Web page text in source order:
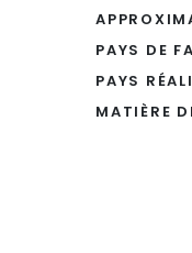
PAYS DE
PAYS
MATIÈRE